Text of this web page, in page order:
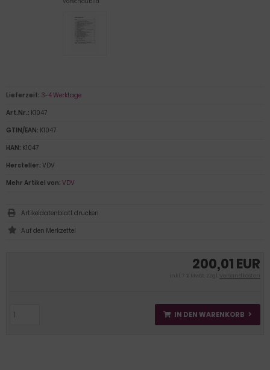
200,01 EUR
inkl. 7 % MwSt. zzgl. Versandkosten
IN DEN WARENKORB
Lieferzeit: 3-4 Werktage
Art.Nr.: K1047
GTIN/EAN: K1047
HAN: K1047
Hersteller: VDV
Mehr Artikel von: VDV
Artikeldatenblatt drucken